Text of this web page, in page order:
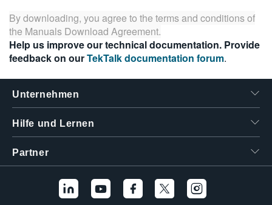
By downloading, you agree to the terms and conditions of
the Manuals Download Agreement.
Help us improve our technical documentation. Provide
feedback on ourTekTalk documentation forum.
Unternehmen
Hilfe und Lernen
Partner